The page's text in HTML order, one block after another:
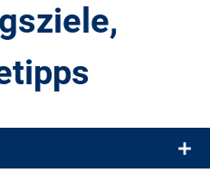
Ein Blog für alle, die gern